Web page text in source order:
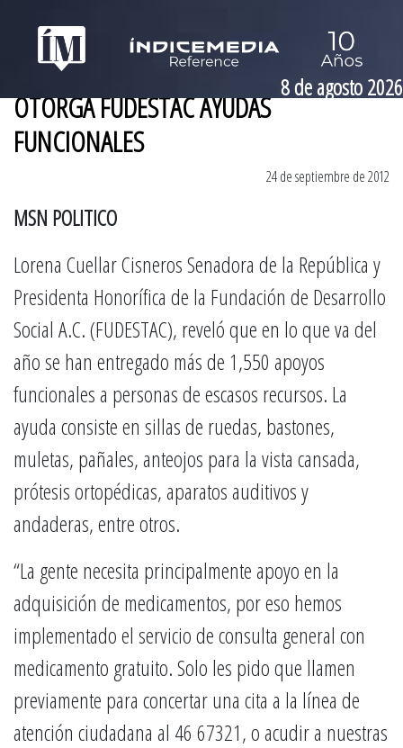
8 de agosto 2026
OTORGA FUDESTAC AYUDAS
FUNCIONALES
24 de septiembre de 2012
MSN POLITICO
Lorena Cuellar Cisneros Senadora de la República y
Presidenta Honorífica de la Fundación de Desarrollo
Social A.C. (FUDESTAC), reveló que en lo que va del
año se han entregado más de 1,550 apoyos
funcionales a personas de escasos recursos. La
ayuda consiste en sillas de ruedas, bastones,
muletas, pañales, anteojos para la vista cansada,
prótesis ortopédicas, aparatos auditivos y
andaderas, entre otros.
“La gente necesita principalmente apoyo en la
adquisición de medicamentos, por eso hemos
implementado el servicio de consulta general con
medicamento gratuito. Solo les pido que llamen
previamente para concertar una cita a la línea de
atención ciudadana al 46 67321, o acudir a nuestras